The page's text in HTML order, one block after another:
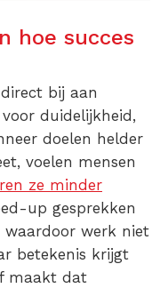
hoe succes
bij aan
duidelijkheid,
doelen helder
voelen mensen
ze minder
up gesprekken
werk niet
betekenis krijgt
maakt dat